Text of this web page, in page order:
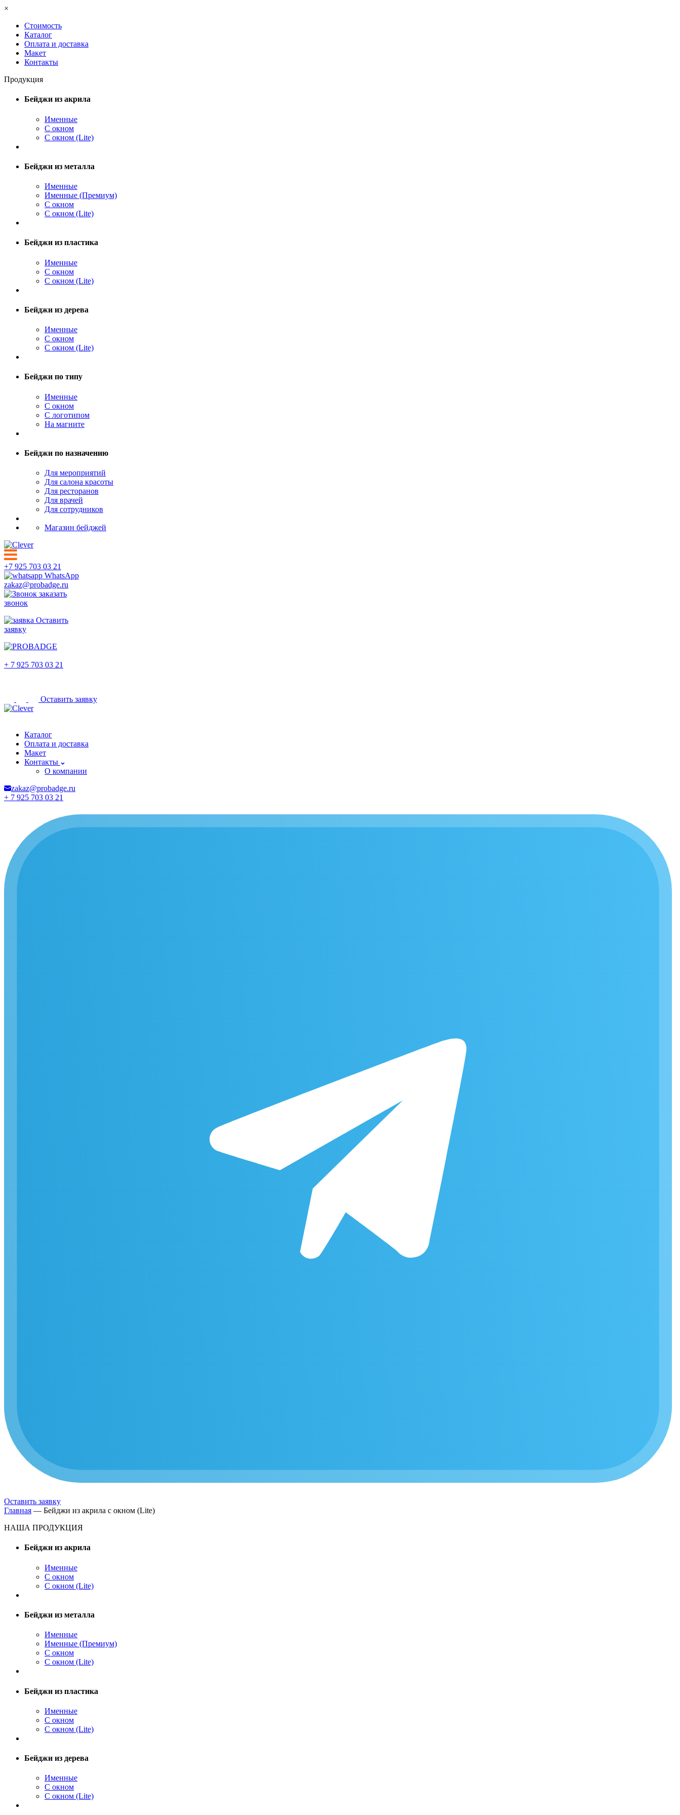
×
Стоимость
Каталог
Оплата и доставка
Макет
Контакты
Продукция
Бейджи из акрила
Именные
С окном
С окном (Lite)
Бейджи из металла
Именные
Именные (Премиум)
С окном
С окном (Lite)
Бейджи из пластика
Именные
С окном
С окном (Lite)
Бейджи из дерева
Именные
С окном
С окном (Lite)
Бейджи по типу
Именные
С окном
С логотипом
На магните
Бейджи по назначению
Для мероприятий
Для салона красоты
Для ресторанов
Для врачей
Для сотрудников
Магазин бейджей
+7 925 703 03 21
WhatsApp
zakaz@probadge.ru
заказать
звонок
Оставить
заявку
+ 7 925 703 03 21
Оставить заявку
Каталог
Оплата и доставка
Макет
Контакты
О компании
zakaz@probadge.ru
+ 7 925 703 03 21
Оставить заявку
Главная — Бейджи из акрила с окном (Lite)
НАША ПРОДУКЦИЯ
Бейджи из акрила
Именные
С окном
С окном (Lite)
Бейджи из металла
Именные
Именные (Премиум)
С окном
С окном (Lite)
Бейджи из пластика
Именные
С окном
С окном (Lite)
Бейджи из дерева
Именные
С окном
С окном (Lite)